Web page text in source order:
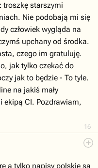
16
troszkę starszymi
Nie podobają mi się
człowiek wygląda na
upchany od środka.
czego im gratuluję.
jak tylko czekać do
jak to będzie - To tyle.
na jakiś mały
ekipą CI. Pozdrawiam,
a tylko napisy polskie są